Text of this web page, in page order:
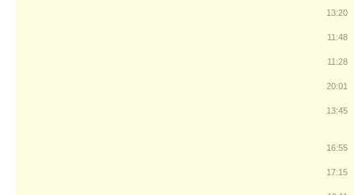
13:20
11:48
11:28
20:01
13:45
16:55
17:15